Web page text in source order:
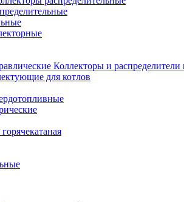
Коллекторы и распределители
для котлов